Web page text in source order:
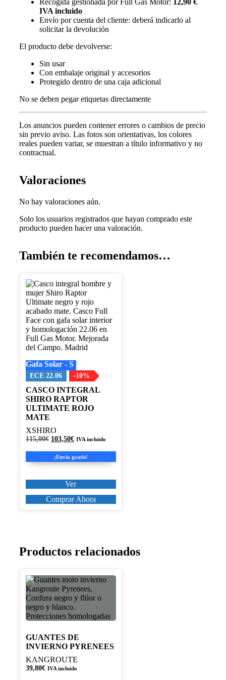
Recogida gestionada por Full Gas Motor:
12,90 €
IVA incluido
Envío por cuenta del cliente: deberá indicarlo al
solicitar la devolución
El producto debe devolverse:
Sin usar
Con embalaje original y accesorios
Protegido dentro de una caja adicional
No se deben pegar etiquetas directamente
Los anuncios pueden contener errores o cambios de precio
sin previo aviso. Las fotos son orientativas, los colores
reales pueden variar, se muestran a título informativo y no
contractual.
Valoraciones
No hay valoraciones aún.
Solo los usuarios registrados que hayan comprado este
producto pueden hacer una valoración.
También te recomendamos…
Gafa Solar - S
ECE 22.06 -10%
CASCO INTEGRAL
SHIRO RAPTOR
ULTIMATE ROJO
MATE
XSHIRO
115,00€ El
original
era:
103,50€El
actual
es:
IVA incluido
¡Envío gratis!
Ver
Este
producto
tiene
múltiples
variantes.
Las
opciones
se
elegir
en
la
página
de
producto
Comprar Ahora
Productos relacionados
GUANTES DE
INVIERNO PYRENEES
KANGROUTE
39,80€ IVA incluido
Este
producto
tiene
múltiples
variantes.
opciones
se
pueden
elegir
en